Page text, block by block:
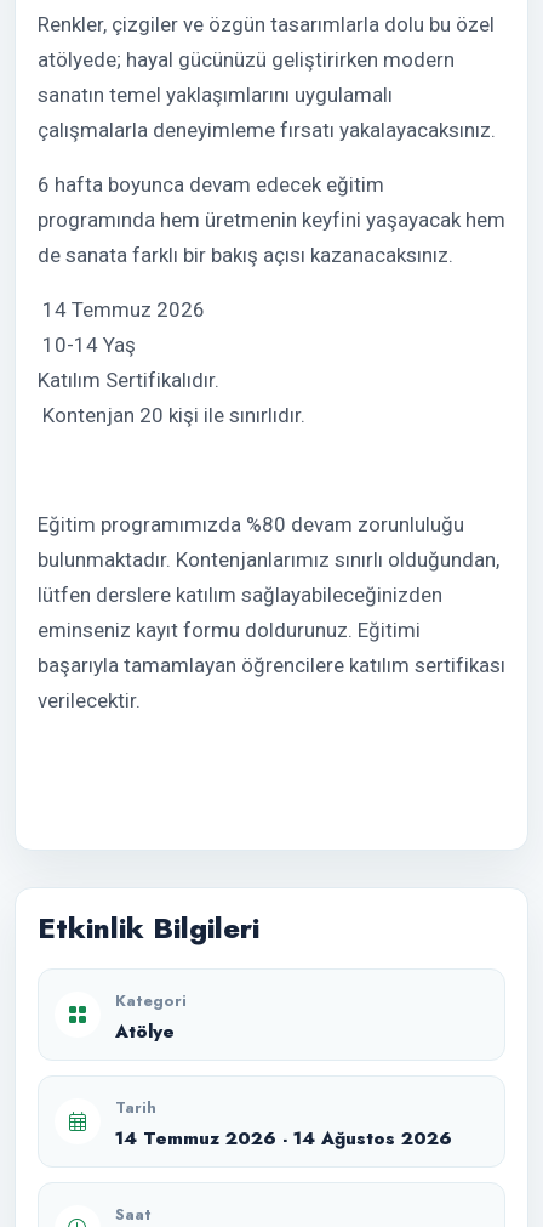
Renkler, çizgiler ve özgün tasarımlarla dolu bu özel
atölyede; hayal gücünüzü geliştirirken modern
sanatın temel yaklaşımlarını uygulamalı
çalışmalarla deneyimleme fırsatı yakalayacaksınız.
6 hafta boyunca devam edecek eğitim
programında hem üretmenin keyfini yaşayacak hem
de sanata farklı bir bakış açısı kazanacaksınız.
14 Temmuz 2026
10-14 Yaş
Katılım Sertifikalıdır.
Kontenjan 20 kişi ile sınırlıdır.
Eğitim programımızda %80 devam zorunluluğu
bulunmaktadır. Kontenjanlarımız sınırlı olduğundan,
lütfen derslere katılım sağlayabileceğinizden
eminseniz kayıt formu doldurunuz. Eğitimi
başarıyla tamamlayan öğrencilere katılım sertifikası
verilecektir.
Etkinlik Bilgileri
Kategori
Atölye
Tarih
14 Temmuz 2026 - 14 Ağustos 2026
Saat